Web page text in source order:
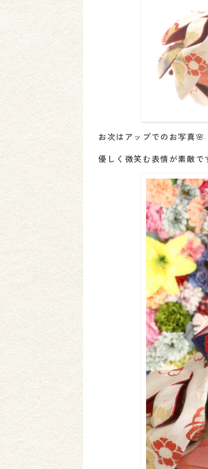
お次はアップでのお写真🌸
優しく微笑む表情が素敵で